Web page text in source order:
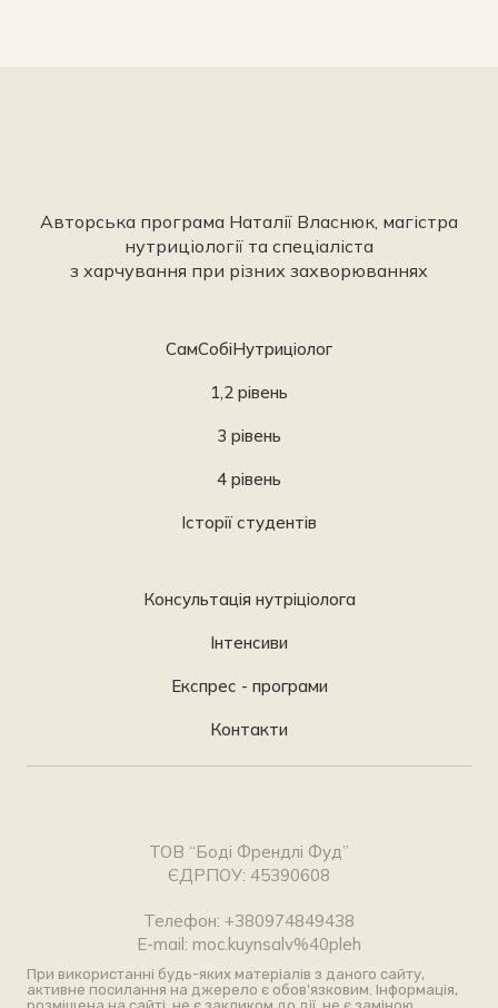
Авторська програма Наталії Власнюк, магістра
нутриціології та спеціаліста
з харчування при різних захворюваннях
СамСобіНутриціолог
1,2 рівень
3 рівень
4 рівень
Історії студентів
Консультація нутріціолога
Інтенсиви
Експрес - програми
Контакти
ТОВ “Боді Френдлі Фуд”
ЄДРПОУ: 45390608
Телефон: +380974849438
E-mail: moc.kuynsalv%40pleh
При використанні будь-яких матеріалів з даного сайту,
активне посилання на джерело є обов'язковим. Інформація,